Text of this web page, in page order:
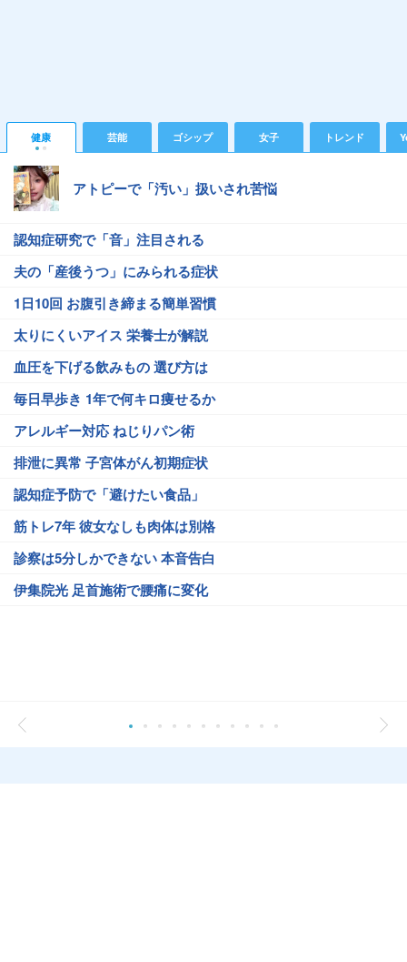
健康 芸能 ゴシップ 女子 トレンド
アトピーで「汚い」扱いされ苦悩
認知症研究で「音」注目される
夫の「産後うつ」にみられる症状
1日10回 お腹引き締まる簡単習慣
太りにくいアイス 栄養士が解説
血圧を下げる飲みもの 選び方は
毎日早歩き 1年で何キロ痩せるか
アレルギー対応 ねじりパン術
排泄に異常 子宮体がん初期症状
認知症予防で「避けたい食品」
筋トレ7年 彼女なしも肉体は別格
診察は5分しかできない 本音告白
伊集院光 足首施術で腰痛に変化